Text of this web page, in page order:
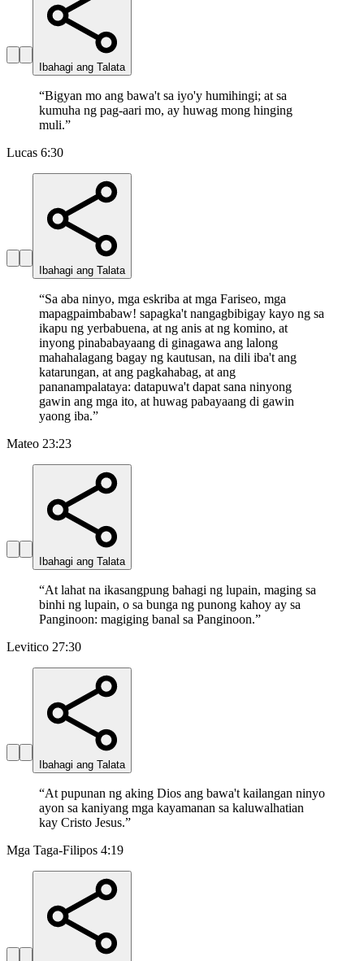
Ibahagi ang Talata
“Bigyan mo ang bawa't sa iyo'y humihingi; at sa
kumuha ng pag-aari mo, ay huwag mong hinging
muli.”
Lucas 6:30
Ibahagi ang Talata
“Sa aba ninyo, mga eskriba at mga Fariseo, mga
mapagpaimbabaw! sapagka't nangagbibigay kayo ng sa
ikapu ng yerbabuena, at ng anis at ng komino, at
inyong pinababayaang di ginagawa ang lalong
mahahalagang bagay ng kautusan, na dili iba't ang
katarungan, at ang pagkahabag, at ang
pananampalataya: datapuwa't dapat sana ninyong
gawin ang mga ito, at huwag pabayaang di gawin
yaong iba.”
Mateo 23:23
Ibahagi ang Talata
“At lahat na ikasangpung bahagi ng lupain, maging sa
binhi ng lupain, o sa bunga ng punong kahoy ay sa
Panginoon: magiging banal sa Panginoon.”
Levitico 27:30
Ibahagi ang Talata
“At pupunan ng aking Dios ang bawa't kailangan ninyo
ayon sa kaniyang mga kayamanan sa kaluwalhatian
kay Cristo Jesus.”
Mga Taga-Filipos 4:19